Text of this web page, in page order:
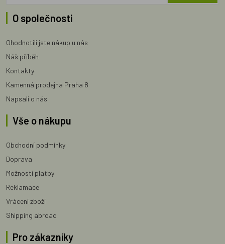
O společnosti
Ohodnotili jste nákup u nás
Náš příběh
Kontakty
Kamenná prodejna Praha 8
Napsali o nás
Vše o nákupu
Obchodní podmínky
Doprava
Možnosti platby
Reklamace
Vrácení zboží
Shipping abroad
Pro zákazníky